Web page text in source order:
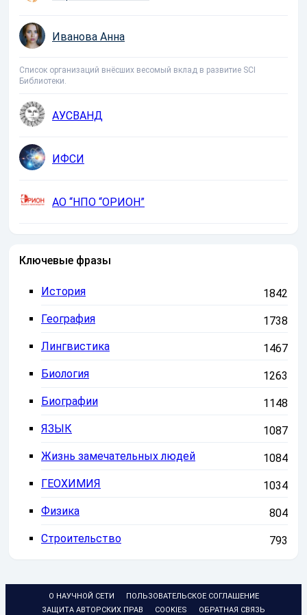
Иванова Анна
Список организаций внёсших весомый вклад в развитие SCI
Библиотеки.
АУСВАНД
ИФСИ
АО “НПО “ОРИОН”
Ключевые фразы
История
1842
География
1738
Лингвистика
1467
Биология
1263
Биографии
1148
ЯЗЫК
1087
Жизнь замечательных людей
1084
ГЕОХИМИЯ
1034
Физика
804
Строительство
793
О НАУЧНОЙ СЕТИ
ПОЛЬЗОВАТЕЛЬСКОЕ СОГЛАШЕНИЕ
ЗАЩИТА АВТОРСКИХ ПРАВ
COOKIES ОБРАТНАЯ СВЯЗЬ